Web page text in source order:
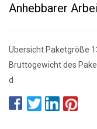
Anhebbarer
Übersicht Paketgröße
Bruttogewicht des
d